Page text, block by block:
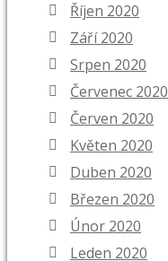
Říjen 2020
Září 2020
Srpen 2020
Červenec 2020
Červen 2020
Květen 2020
Duben 2020
Březen 2020
Únor 2020
Leden 2020